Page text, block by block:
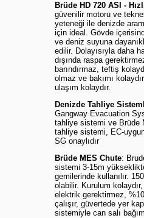
Brüde HD 720 ASI -
güvenilir motoru ve
yeteneği ile denizde
için ideal. Gövde
ve deniz suyuna
edilir. Dolayısıyla daha
dışında raspa
barındırmaz, teftiş
olmaz ve bakımı
ulaşım kolaydır.
Denizde Tahliye
Gangway Evacuation
tahliye sistemi ve Brüde
tahliye sistemi, EC-
SG onaylıdır
Brüde MES Chute:
sistemi 3-15m
gemilerinde kullanılır.
olabilir. Kurulum
elektrik gerektirmez,
çalışır, güvertede yer
sistemiyle can salı